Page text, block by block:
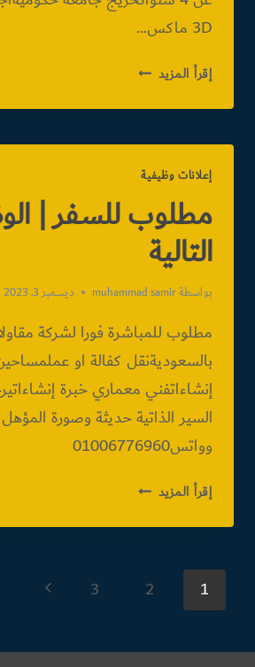
3D ماكس…
إقرأ المزيد مطلوب
|
مساح
إعلانات وظيفية
مطلوب للسفر |
التالية
بواسطةmuhammad samir ديسمبر 3, 2023
مطلوب للمباشرة فورا لشركة
بالسعوديةنقل كفالة او
إنشاءاتفني معماري خبرة
السير الذاتية حديثة وصورة
وواتس01006776960
إقرأ المزيد مطلوب
|
تنقل
1
2
3
الصفحة